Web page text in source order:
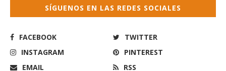
SÍGUENOS EN LAS REDES SOCIALES
FACEBOOK
TWITTER
INSTAGRAM
PINTEREST
EMAIL
RSS